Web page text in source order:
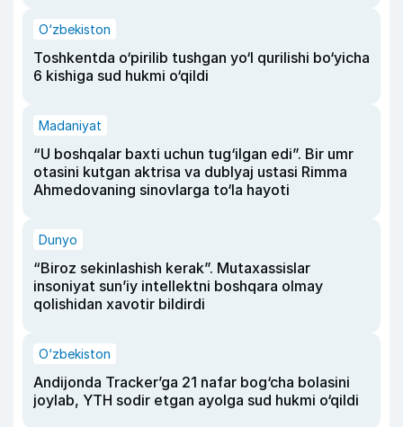
O‘zbekiston
Toshkentda o‘pirilib tushgan yo‘l qurilishi bo‘yicha
6 kishiga sud hukmi o‘qildi
Madaniyat
“U boshqalar baxti uchun tug‘ilgan edi”. Bir umr
otasini kutgan aktrisa va dublyaj ustasi Rimma
Ahmedovaning sinovlarga to‘la hayoti
Dunyo
“Biroz sekinlashish kerak”. Mutaxassislar
insoniyat sun’iy intellektni boshqara olmay
qolishidan xavotir bildirdi
O‘zbekiston
Andijonda Tracker’ga 21 nafar bog‘cha bolasini
joylab, YTH sodir etgan ayolga sud hukmi o‘qildi